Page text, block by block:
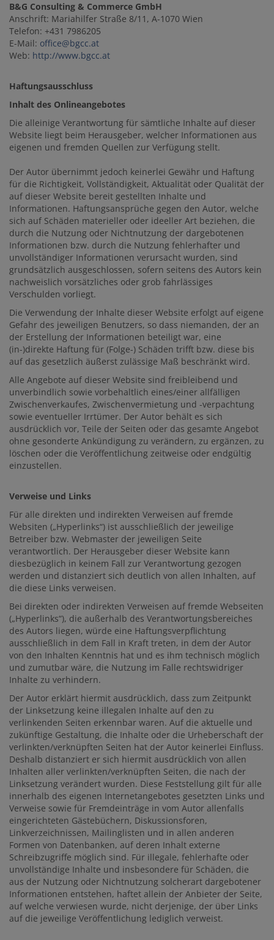
B&G Consulting & Commerce GmbH
Anschrift: Mariahilfer Straße 8/11, A-1070 Wien
Telefon: +431 7986205
E-Mail: office@bgcc.at
Web: http://www.bgcc.at
Haftungsausschluss
Inhalt des Onlineangebotes
Die alleinige Verantwortung für sämtliche Inhalte auf dieser
Website liegt beim Herausgeber, welcher Informationen aus
eigenen und fremden Quellen zur Verfügung stellt.
Der Autor übernimmt jedoch keinerlei Gewähr und Haftung
für die Richtigkeit, Vollständigkeit, Aktualität oder Qualität der
auf dieser Website bereit gestellten Inhalte und
Informationen. Haftungsansprüche gegen den Autor, welche
sich auf Schäden materieller oder ideeller Art beziehen, die
durch die Nutzung oder Nichtnutzung der dargebotenen
Informationen bzw. durch die Nutzung fehlerhafter und
unvollständiger Informationen verursacht wurden, sind
grundsätzlich ausgeschlossen, sofern seitens des Autors kein
nachweislich vorsätzliches oder grob fahrlässiges
Verschulden vorliegt.
Die Verwendung der Inhalte dieser Website erfolgt auf eigene
Gefahr des jeweiligen Benutzers, so dass niemanden, der an
der Erstellung der Informationen beteiligt war, eine
(in-)direkte Haftung für (Folge-) Schäden trifft bzw. diese bis
auf das gesetzlich äußerst zulässige Maß beschränkt wird.
Alle Angebote auf dieser Website sind freibleibend und
unverbindlich sowie vorbehaltlich eines/einer allfälligen
Zwischenverkaufes, Zwischenvermietung und -verpachtung
sowie eventueller Irrtümer. Der Autor behält es sich
ausdrücklich vor, Teile der Seiten oder das gesamte Angebot
ohne gesonderte Ankündigung zu verändern, zu ergänzen, zu
löschen oder die Veröffentlichung zeitweise oder endgültig
einzustellen.
Verweise und Links
Für alle direkten und indirekten Verweisen auf fremde
Websiten („Hyperlinks“) ist ausschließlich der jeweilige
Betreiber bzw. Webmaster der jeweiligen Seite
verantwortlich. Der Herausgeber dieser Website kann
diesbezüglich in keinem Fall zur Verantwortung gezogen
werden und distanziert sich deutlich von allen Inhalten, auf
die diese Links verweisen.
Bei direkten oder indirekten Verweisen auf fremde Webseiten
(„Hyperlinks“), die außerhalb des Verantwortungsbereiches
des Autors liegen, würde eine Haftungsverpflichtung
ausschließlich in dem Fall in Kraft treten, in dem der Autor
von den Inhalten Kenntnis hat und es ihm technisch möglich
und zumutbar wäre, die Nutzung im Falle rechtswidriger
Inhalte zu verhindern.
Der Autor erklärt hiermit ausdrücklich, dass zum Zeitpunkt
der Linksetzung keine illegalen Inhalte auf den zu
verlinkenden Seiten erkennbar waren. Auf die aktuelle und
zukünftige Gestaltung, die Inhalte oder die Urheberschaft der
verlinkten/verknüpften Seiten hat der Autor keinerlei Einfluss.
Deshalb distanziert er sich hiermit ausdrücklich von allen
Inhalten aller verlinkten/verknüpften Seiten, die nach der
Linksetzung verändert wurden. Diese Feststellung gilt für alle
innerhalb des eigenen Internetangebotes gesetzten Links und
Verweise sowie für Fremdeinträge in vom Autor allenfalls
eingerichteten Gästebüchern, Diskussionsforen,
Linkverzeichnissen, Mailinglisten und in allen anderen
Formen von Datenbanken, auf deren Inhalt externe
Schreibzugriffe möglich sind. Für illegale, fehlerhafte oder
unvollständige Inhalte und insbesondere für Schäden, die
aus der Nutzung oder Nichtnutzung solcherart dargebotener
Informationen entstehen, haftet allein der Anbieter der Seite,
auf welche verwiesen wurde, nicht derjenige, der über Links
auf die jeweilige Veröffentlichung lediglich verweist.